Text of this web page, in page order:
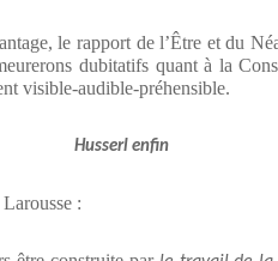
le rapport de l’Être et du
dubitatifs quant à la
visible-audible-préhensible.
Husserl enfin
: